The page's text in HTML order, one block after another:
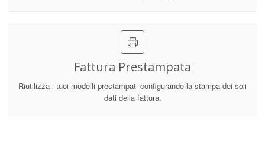
Fattura Prestampata
Riutilizza i tuoi modelli prestampati configurando la stampa dei soli
dati della fattura.